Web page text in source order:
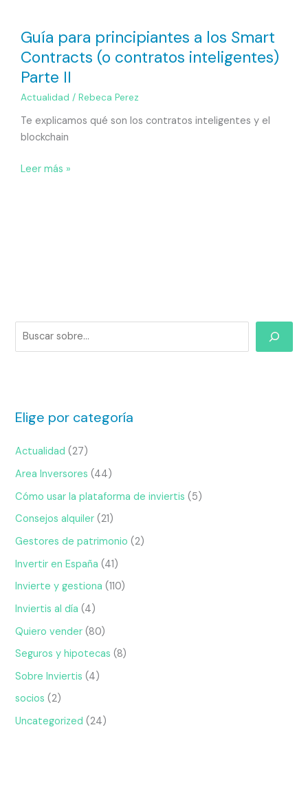
Guía para principiantes a los Smart
Contracts (o contratos inteligentes)
Parte II
Actualidad / Rebeca Perez
Te explicamos qué son los contratos inteligentes y el
blockchain
Leer más »
Elige por categoría
Actualidad (27)
Area Inversores (44)
Cómo usar la plataforma de inviertis (5)
Consejos alquiler (21)
Gestores de patrimonio (2)
Invertir en España (41)
Invierte y gestiona (110)
Inviertis al día (4)
Quiero vender (80)
Seguros y hipotecas (8)
Sobre Inviertis (4)
socios (2)
Uncategorized (24)